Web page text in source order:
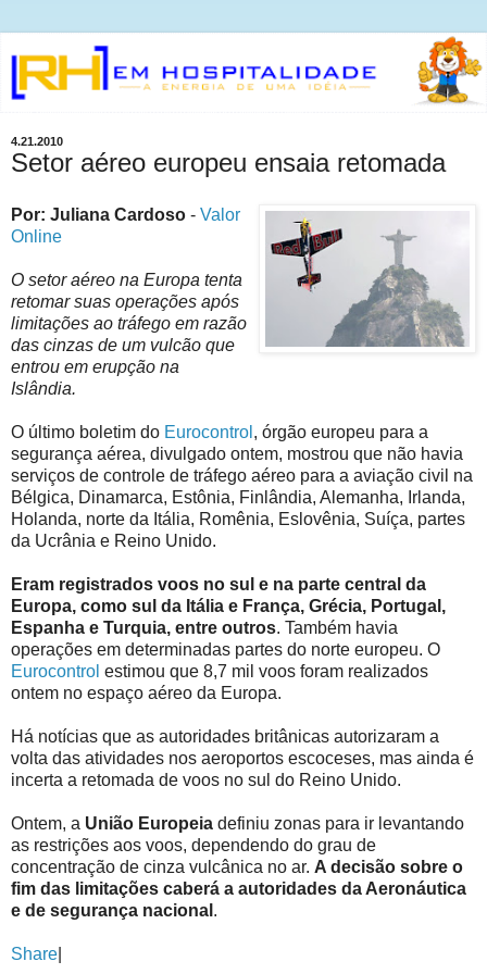
4.21.2010
Setor aéreo europeu ensaia retomada
Por: Juliana Cardoso - Valor
Online
O setor aéreo na Europa tenta
retomar suas operações após
limitações ao tráfego em razão
das cinzas de um vulcão que
entrou em erupção na
Islândia.
O último boletim do Eurocontrol , órgão europeu para a
segurança aérea, divulgado ontem, mostrou que não havia
serviços de controle de tráfego aéreo para a aviação civil na
Bélgica, Dinamarca, Estônia, Finlândia, Alemanha, Irlanda,
Holanda, norte da Itália, Romênia, Eslovênia, Suíça, partes
da Ucrânia e Reino Unido.
Eram registrados voos no sul e na parte central da
Europa, como sul da Itália e França, Grécia, Portugal,
Espanha e Turquia, entre outros. Também havia
operações em determinadas partes do norte europeu. O
Eurocontrol estimou que 8,7 mil voos foram realizados
ontem no espaço aéreo da Europa.
Há notícias que as autoridades britânicas autorizaram a
volta das atividades nos aeroportos escoceses, mas ainda é
incerta a retomada de voos no sul do Reino Unido.
Ontem, a União Europeia definiu zonas para ir levantando
as restrições aos voos, dependendo do grau de
concentração de cinza vulcânica no ar. A decisão sobre o
fim das limitações caberá a autoridades da Aeronáutica
e de segurança nacional .
Share